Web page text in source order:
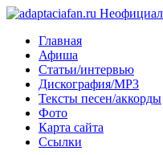
Главная
Афиша
Статьи/интервью
Дискография/MP3
Тексты песен/аккорды
Фото
Карта сайта
Ссылки